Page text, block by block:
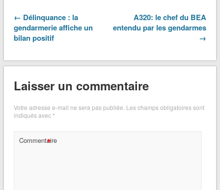
← Délinquance : la
gendarmerie affiche un
bilan positif
A320: le chef du BEA
entendu par les gendarmes
→
Laisser un commentaire
Votre adresse e-mail ne sera pas publiée. Les champs obligatoires sont
indiqués avec*
Commentaire
*